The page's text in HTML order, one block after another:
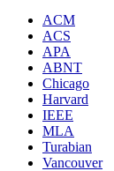
ACM
ACS
APA
ABNT
Chicago
Harvard
IEEE
MLA
Turabian
Vancouver